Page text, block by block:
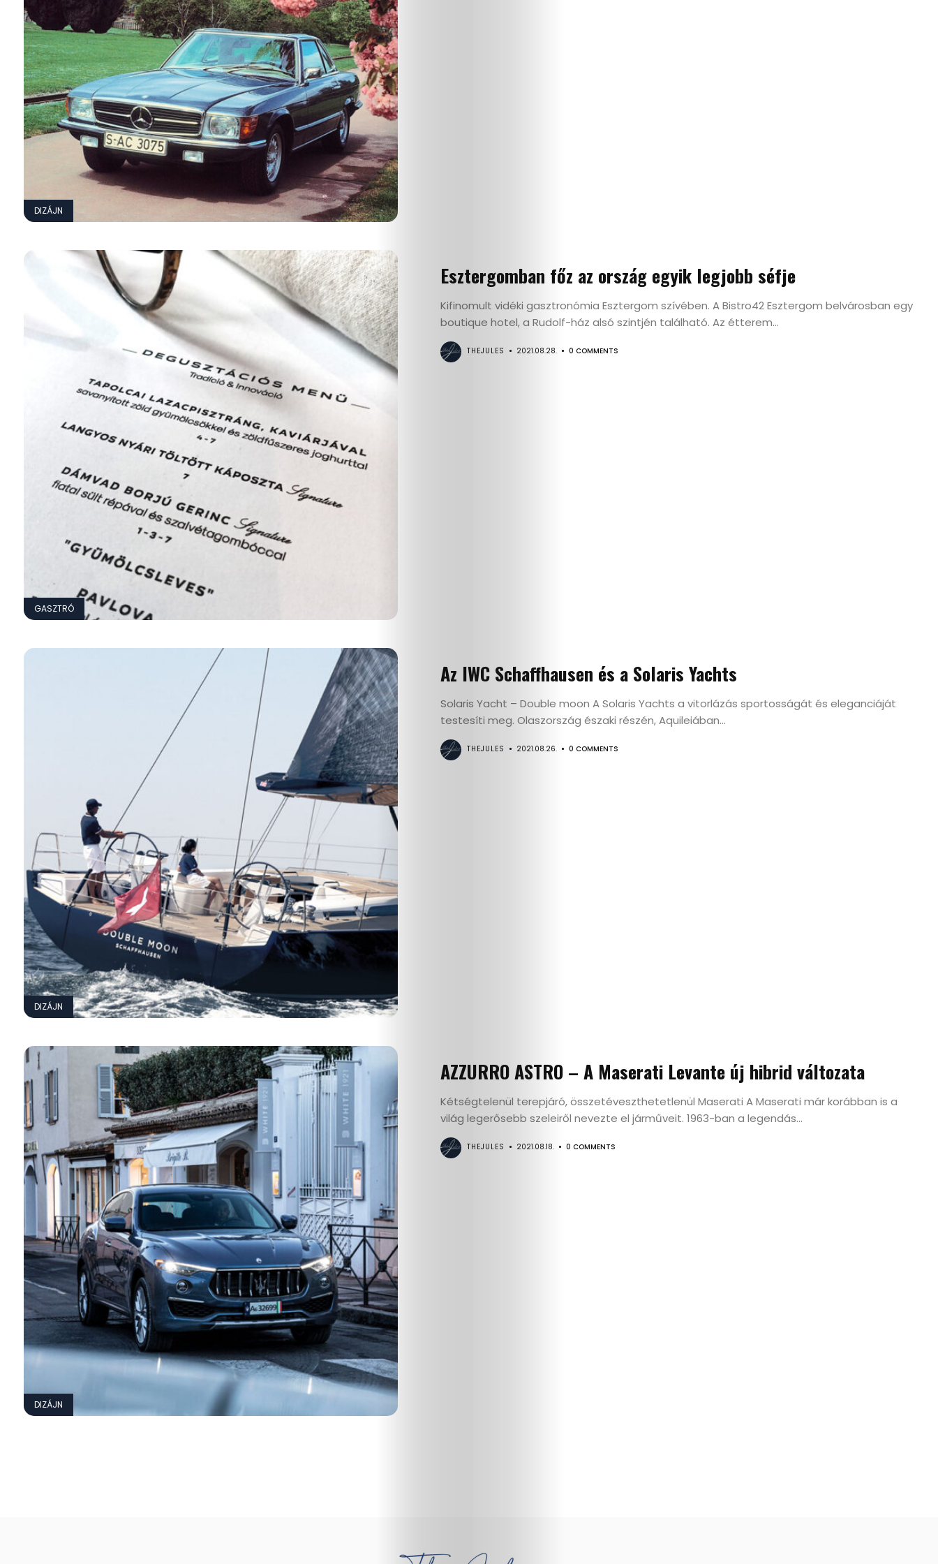
Kultúra
Gasztró
Interjú
Címlapsztorik
DIZÁJN
GASZTRÓ
Esztergomban főz az ország egyik legjobb séfje
Kifinomult vidéki gasztronómia Esztergom szívében. A Bistro42 Esztergom belvárosban egy
boutique hotel, a Rudolf-ház alsó szintjén található. Az étterem...
THEJULES 2021.08.28. 0 COMMENTS
DIZÁJN
Az IWC Schaffhausen és a Solaris Yachts
Solaris Yacht – Double moon A Solaris Yachts a vitorlázás sportosságát és eleganciáját
testesíti meg. Olaszország északi részén, Aquileiában...
THEJULES 2021.08.26. 0 COMMENTS
DIZÁJN
AZZURRO ASTRO – A Maserati Levante új hibrid változata
Kétségtelenül terepjáró, összetéveszthetetlenül Maserati A Maserati már korábban is a
világ legerősebb szeleiről nevezte el járműveit. 1963-ban a legendás...
THEJULES 2021.08.18. 0 COMMENTS